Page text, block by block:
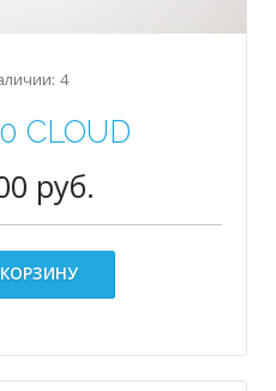
4
CLOUD
руб.